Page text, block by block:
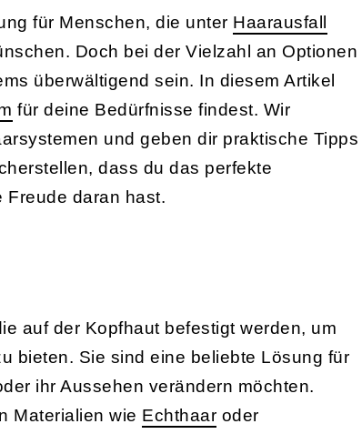
für Menschen, die unter Haarausfall
Doch bei der Vielzahl an Optionen
überwältigend sein. In diesem Artikel
für deine Bedürfnisse findest. Wir
und geben dir praktische Tipps
dass du das perfekte
Freude daran hast.
auf der Kopfhaut befestigt werden, um
bieten. Sie sind eine beliebte Lösung für
ihr Aussehen verändern möchten.
Materialien wie Echthaar oder